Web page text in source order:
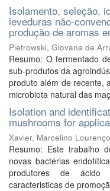
Isolamento, seleção,
leveduras não-
produção de aromas
Pietrowski, Giovana de
Resumo: O fermentado
sub-produtos da
produto além de recente,
microbiota natural das
Isolation and
mushrooms for
Xavier, Marcelino Lourenço
Resumo: Este trabalho
novas bactérias
produtores de ácido
caracteristicas de